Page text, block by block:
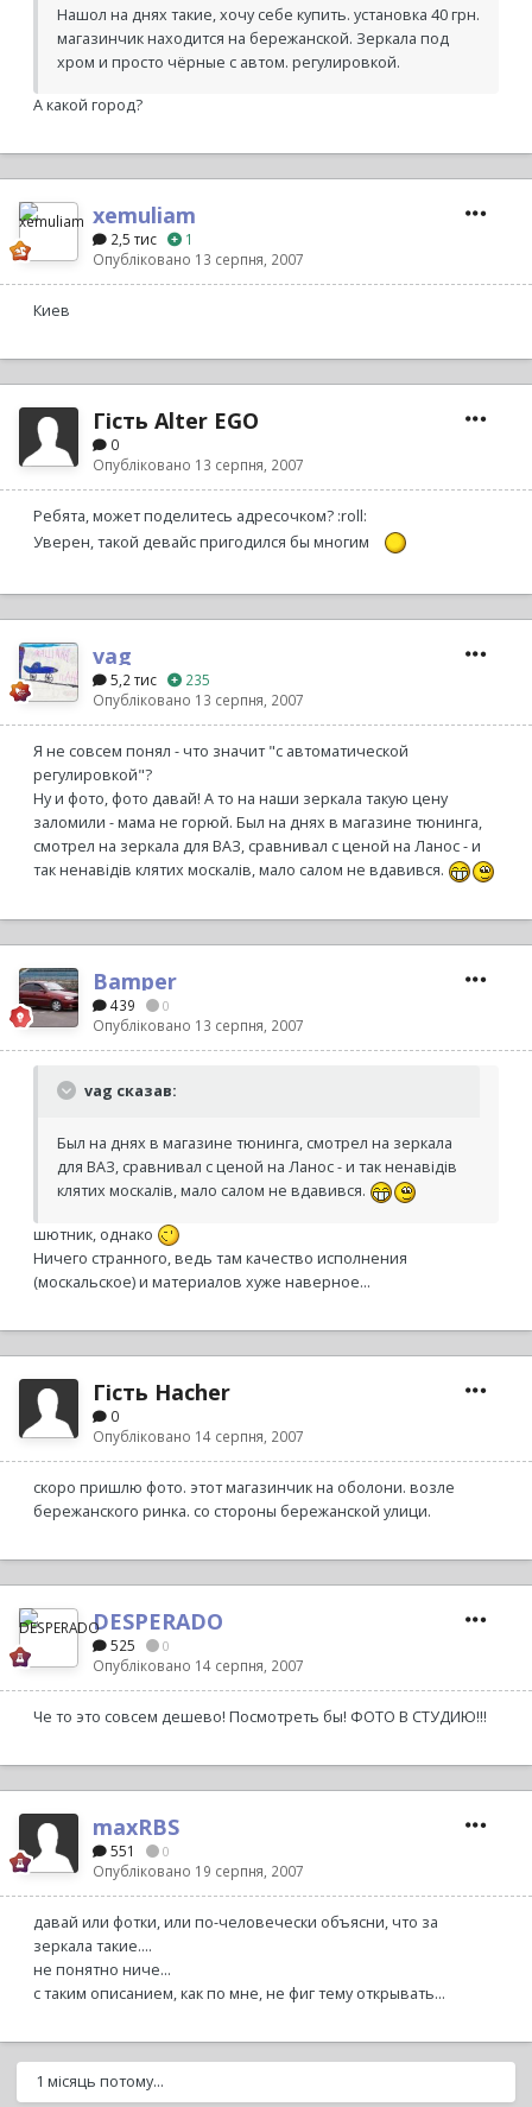
Нашол на днях такие, хочу себе купить. установка 40 грн.
магазинчик находится на бережанской. Зеркала под
хром и просто чёрные с автом. регулировкой.
А какой город?
xemuliam
2,5 тис
1
Опубліковано 13 серпня, 2007
Киев
Гість Alter EGO
0
Опубліковано 13 серпня, 2007
Ребята, может поделитесь адресочком? :roll:
Уверен, такой девайс пригодился бы многим
vag
5,2 тис
235
Опубліковано 13 серпня, 2007
Я не совсем понял - что значит "с автоматической
регулировкой"?
Ну и фото, фото давай! А то на наши зеркала такую цену
заломили - мама не горюй. Был на днях в магазине тюнинга,
смотрел на зеркала для ВАЗ, сравнивал с ценой на Ланос - и
так ненавідів клятих москалів, мало салом не вдавився.
Bamper
439 0
Опубліковано 13 серпня, 2007
vag сказав:
Был на днях в магазине тюнинга, смотрел на зеркала
для ВАЗ, сравнивал с ценой на Ланос - и так ненавідів
клятих москалів, мало салом не вдавився.
шютник, однако
Ничего странного, ведь там качество исполнения
(москальское) и материалов хуже наверное...
Гість Hacher
0
Опубліковано 14 серпня, 2007
скоро пришлю фото. этот магазинчик на оболони. возле
бережанского ринка. со стороны бережанской улици.
DESPERADO
525 0
Опубліковано 14 серпня, 2007
Че то это совсем дешево! Посмотреть бы! ФОТО В СТУДИЮ!!!
maxRBS
551 0
Опубліковано 19 серпня, 2007
давай или фотки, или по-человечески объясни, что за
зеркала такие....
не понятно ниче...
с таким описанием, как по мне, не фиг тему открывать...
1 місяць потому...